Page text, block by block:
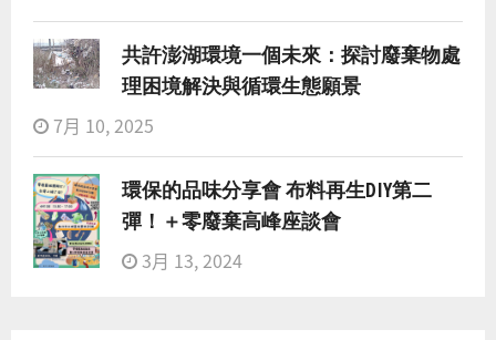
共許澎湖環境一個未來：探討廢棄物處
理困境解決與循環生態願景
7月 10, 2025
環保的品味分享會 布料再生DIY第二
彈！＋零廢棄高峰座談會
3月 13, 2024